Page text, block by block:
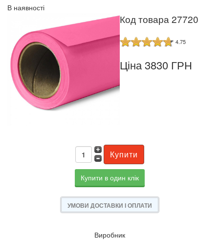
В наявності
Код товара 27720
4.75
Ціна 3830 ГРН
Купити в один клік
УМОВИ ДОСТАВКИ І ОПЛАТИ
Виробник